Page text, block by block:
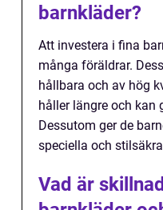
barnkläder?
Att investera i fina
många föräldrar.
hållbara och av hög
håller längre och kan
Dessutom ger de
speciella och
Vad är